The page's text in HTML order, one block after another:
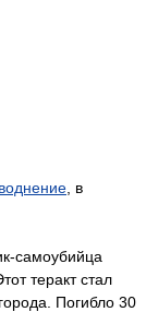
, в
самоубийца
теракт стал
Погибло 30